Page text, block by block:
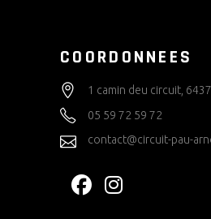
COORDONNEES
1 camin deu circuit,
05 59 72 59 72
contact@circuit-pau-